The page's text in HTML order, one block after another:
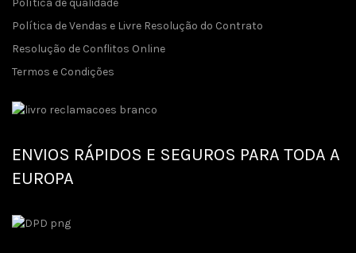
Política de Vendas e Livre Resolução do Contrato
Resolução de Conflitos Online
Termos e Condições
ENVIOS RÁPIDOS E SEGUROS PARA TODA A
EUROPA